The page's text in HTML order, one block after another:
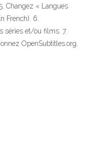
Changez « Langues
French). 6.
séries et/ou films. 7.
OpenSubtitles.org.